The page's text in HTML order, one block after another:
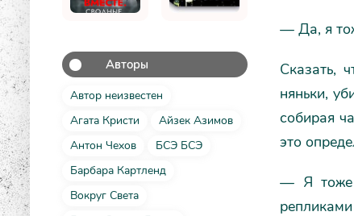
Авторы
Автор неизвестен
Агата Кристи
Айзек Азимов
Антон Чехов
БСЭ БСЭ
Барбара Картленд
Вокруг Света
— Да, я
Сказать,
няньки,
собирая
это
— Я тоже